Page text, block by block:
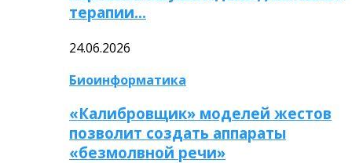
терапии…
24.06.2026
Биоинформатика
«Калибровщик» моделей жестов
позволит создать аппараты
«безмолвной речи»